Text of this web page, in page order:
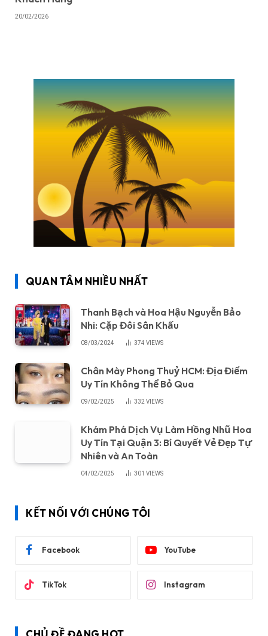
20/02/2026
QUAN TÂM NHIỀU NHẤT
Thanh Bạch và Hoa Hậu Nguyễn Bảo
Nhi: Cặp Đôi Sân Khấu
08/03/2024 374 VIEWS
Chân Mày Phong Thuỷ HCM: Địa Điểm
Uy Tín Không Thể Bỏ Qua
09/02/2025 332 VIEWS
Khám Phá Dịch Vụ Làm Hồng Nhũ Hoa
Uy Tín Tại Quận 3: Bí Quyết Vẻ Đẹp Tự
Nhiên và An Toàn
04/02/2025 301 VIEWS
KẾT NỐI VỚI CHÚNG TÔI
Facebook YouTube
TikTok Instagram